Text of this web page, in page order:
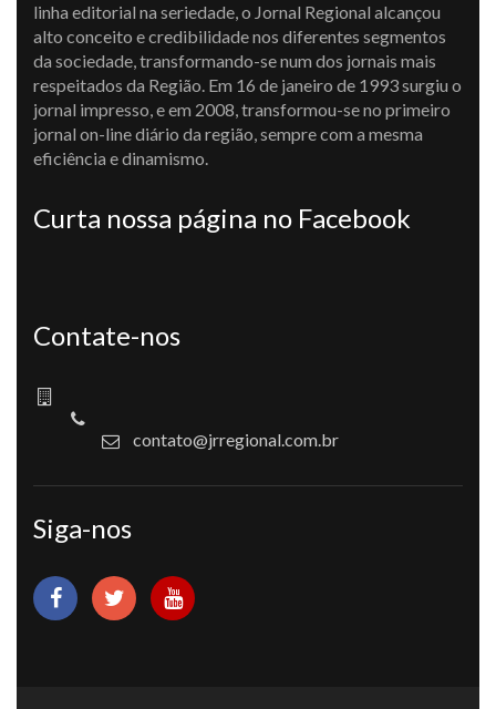
linha editorial na seriedade, o Jornal Regional alcançou
alto conceito e credibilidade nos diferentes segmentos
da sociedade, transformando-se num dos jornais mais
respeitados da Região. Em 16 de janeiro de 1993 surgiu o
jornal impresso, e em 2008, transformou-se no primeiro
jornal on-line diário da região, sempre com a mesma
eficiência e dinamismo.
Curta nossa página no Facebook
Contate-nos
contato@jrregional.com.br
Siga-nos